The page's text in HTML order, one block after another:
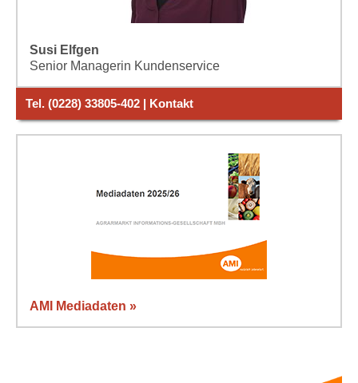
Susi Elfgen
Senior Managerin Kundenservice
Tel. (0228) 33805-402 | Kontakt
AMI Mediadaten »